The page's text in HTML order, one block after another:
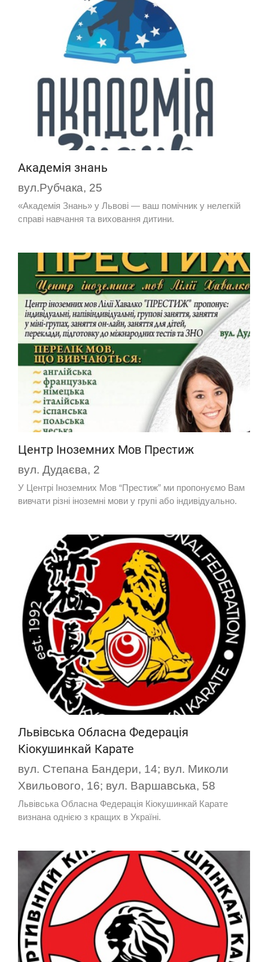
Академія знань
вул.Рубчака, 25
«Академія Знань» у Львові — ваш помічник у нелегкій
справі навчання та виховання дитини.
Центр Іноземних Мов Престиж
вул. Дудаєва, 2
У Центрі Іноземних Мов “Престиж” ми пропонуємо Вам
вивчати різні іноземні мови у групі або індивідуально.
Львівська Обласна Федерація
Кіокушинкай Карате
вул. Степана Бандери, 14; вул. Миколи
Хвильового, 16; вул. Варшавська, 58
Львівська Обласна Федерація Кіокушинкай Карате
визнана однією з кращих в Україні.